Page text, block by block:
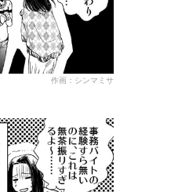
作画：シンマミサ